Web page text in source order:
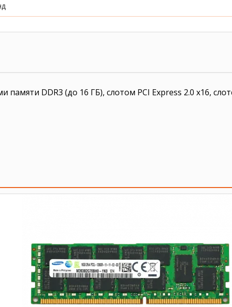
DDR3 (до 16 ГБ), слотом PCI Express 2.0 x16,